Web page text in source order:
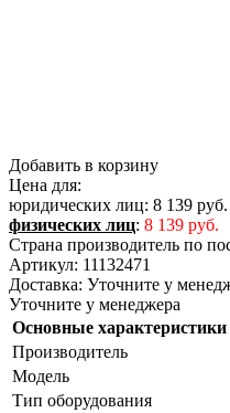
Добавить в корзину
Цена для:
юридических лиц: 8 139 руб.
физических лиц: 8 139 руб.
Страна производитель по
Артикул: 11132471
Доставка: Уточните у
Уточните у менеджера
Основные характеристики
Производитель
Модель
Тип оборудования